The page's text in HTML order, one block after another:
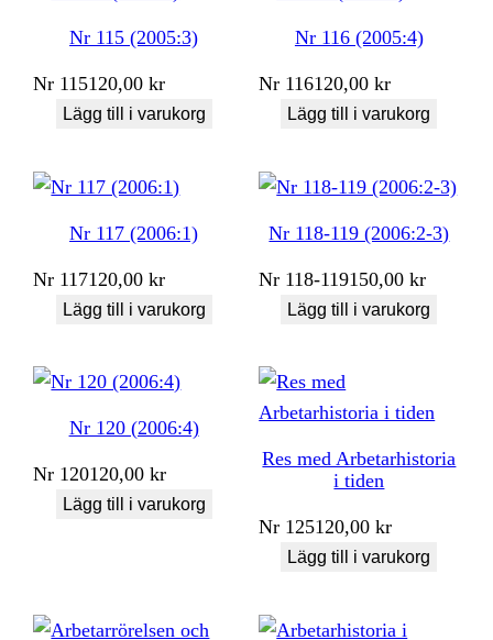
Nr 115 (2005:3)
Nr 115120,00kr
Lägg till i varukorg
Nr 116 (2005:4)
Nr 116120,00kr
Lägg till i varukorg
Nr 117 (2006:1)
Nr 117120,00kr
Lägg till i varukorg
Nr 118-119 (2006:2-3)
Nr 118-119150,00kr
Lägg till i varukorg
Nr 120 (2006:4)
Nr 120120,00kr
Lägg till i varukorg
Res med Arbetarhistoria
i tiden
Nr 125120,00kr
Lägg till i varukorg